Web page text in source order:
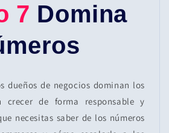
7 Domina
dueños de negocios dominan los
crecer de forma responsable y
necesitas saber de los números